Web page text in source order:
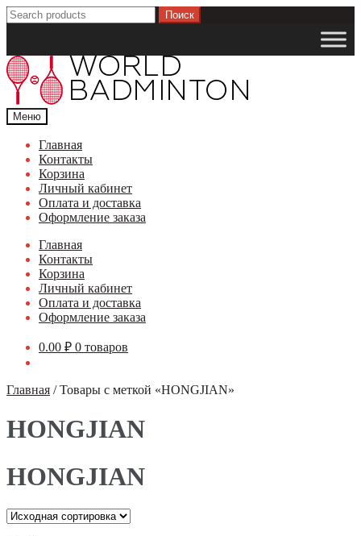
Перейти
к
Перейти
к
Найти:
Меню
Главная
Контакты
Корзина
Личный кабинет
Оплата и доставка
Оформление заказа
Главная
Контакты
Корзина
Личный кабинет
Оплата и доставка
Оформление заказа
0.00 ₽ 0 товаров
Главная /Товары с меткой «HONGJIAN»
HONGJIAN
HONGJIAN